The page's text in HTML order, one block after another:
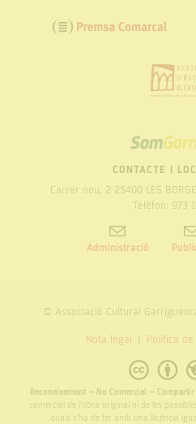
CONTACTE I
Carrer nou, 2 25400 LES
Telèfon: 973
Administració
© Associació Cultural
Nota legal Politica
Reconeixement – No Comercial –
comercial de l’obra original ni de les
quals s’ha de fer amb una llicència